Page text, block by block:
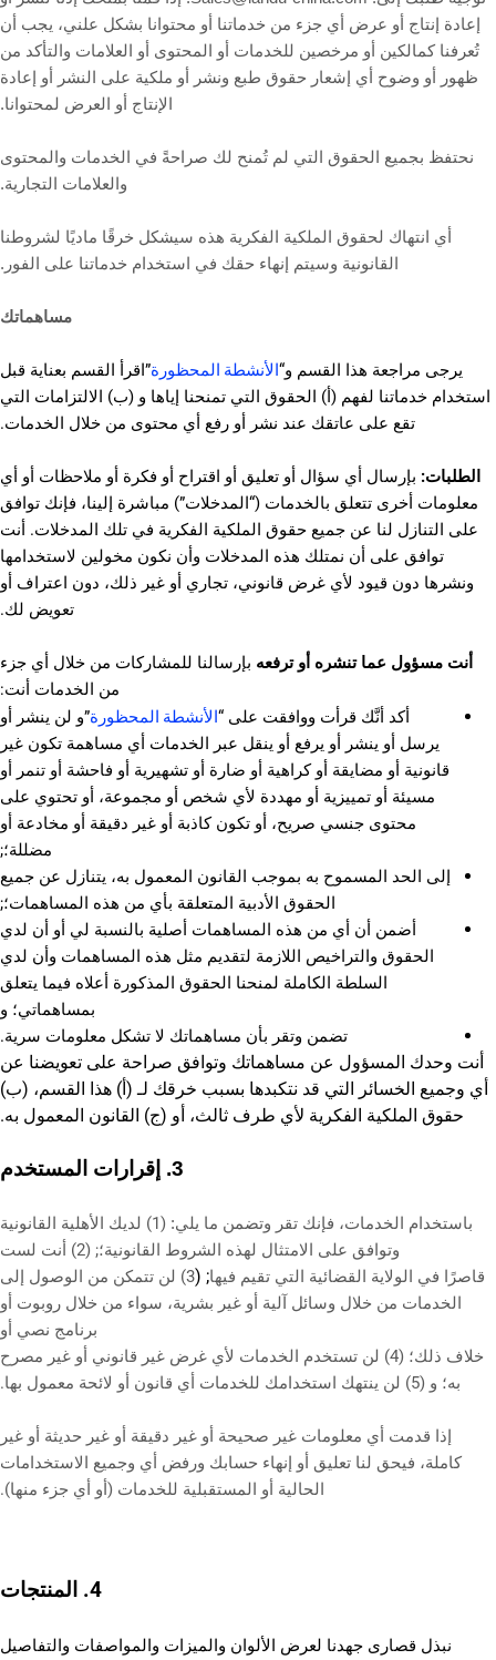
إعادة إنتاج أو عرض أي جزء من خدماتنا أو محتوانا بشكل علني، يجب أن
تُعرفنا كمالكين أو مرخصين للخدمات أو المحتوى أو العلامات والتأكد من
ظهور أو وضوح أي إشعار حقوق طبع ونشر أو ملكية على النشر أو إعادة
الإنتاج أو العرض لمحتوانا.
نحتفظ بجميع الحقوق التي لم تُمنح لك صراحةً في الخدمات والمحتوى
والعلامات التجارية.
أي انتهاك لحقوق الملكية الفكرية هذه سيشكل خرقًا ماديًا لشروطنا
القانونية وسيتم إنهاء حقك في استخدام خدماتنا على الفور.
مساهماتك
يرجى مراجعة هذا القسم و“الأنشطة المحظورة”اقرأ القسم بعناية قبل
استخدام خدماتنا لفهم (أ) الحقوق التي تمنحنا إياها و (ب) الالتزامات التي
تقع على عاتقك عند نشر أو رفع أي محتوى من خلال الخدمات.
الطلبات: بإرسال أي سؤال أو تعليق أو اقتراح أو فكرة أو ملاحظات أو أي
معلومات أخرى تتعلق بالخدمات (“المدخلات”) مباشرة إلينا، فإنك توافق
على التنازل لنا عن جميع حقوق الملكية الفكرية في تلك المدخلات. أنت
توافق على أن نمتلك هذه المدخلات وأن نكون مخولين لاستخدامها
ونشرها دون قيود لأي غرض قانوني، تجاري أو غير ذلك، دون اعتراف أو
تعويض لك.
أنت مسؤول عما تنشره أو ترفعه بإرسالنا للمشاركات من خلال أي جزء
من الخدمات أنت:
أكد أنَّك قرأت ووافقت على “الأنشطة المحظورة”و لن ينشر أو
يرسل أو ينشر أو يرفع أو ينقل عبر الخدمات أي مساهمة تكون غير
قانونية أو مضايقة أو كراهية أو ضارة أو تشهيرية أو فاحشة أو تنمر أو
مسيئة أو تمييزية أو مهددة لأي شخص أو مجموعة، أو تحتوي على
محتوى جنسي صريح، أو تكون كاذبة أو غير دقيقة أو مخادعة أو
مضللة؛;
إلى الحد المسموح به بموجب القانون المعمول به، يتنازل عن جميع
الحقوق الأدبية المتعلقة بأي من هذه المساهمات؛;
أضمن أن أي من هذه المساهمات أصلية بالنسبة لي أو أن لدي
الحقوق والتراخيص اللازمة لتقديم مثل هذه المساهمات وأن لدي
السلطة الكاملة لمنحنا الحقوق المذكورة أعلاه فيما يتعلق
بمساهماتي؛ و
تضمن وتقر بأن مساهماتك لا تشكل معلومات سرية.
أنت وحدك المسؤول عن مساهماتك وتوافق صراحة على تعويضنا عن
أي وجميع الخسائر التي قد نتكبدها بسبب خرقك لـ (أ) هذا القسم، (ب)
حقوق الملكية الفكرية لأي طرف ثالث، أو (ج) القانون المعمول به.
3. إقرارات المستخدم
باستخدام الخدمات، فإنك تقر وتضمن ما يلي: (
1) لديك الأهلية القانونية
وتوافق على الامتثال لهذه الشروط القانونية؛; (
2) أنت لست
قاصرًا في الولاية القضائية التي تقيم فيها; (
3) لن تتمكن من الوصول إلى
الخدمات من خلال وسائل آلية أو غير بشرية، سواء من خلال روبوت أو
برنامج نصي أو
خلاف ذلك؛ (4) لن تستخدم الخدمات لأي غرض غير قانوني أو غير مصرح
به؛ و (5) لن ينتهك استخدامك للخدمات أي قانون أو لائحة معمول بها.
إذا قدمت أي معلومات غير صحيحة أو غير دقيقة أو غير حديثة أو غير
كاملة، فيحق لنا تعليق أو إنهاء حسابك ورفض أي وجميع الاستخدامات
الحالية أو المستقبلية للخدمات (أو أي جزء منها).
4. المنتجات
نبذل قصارى جهدنا لعرض الألوان والميزات والمواصفات والتفاصيل